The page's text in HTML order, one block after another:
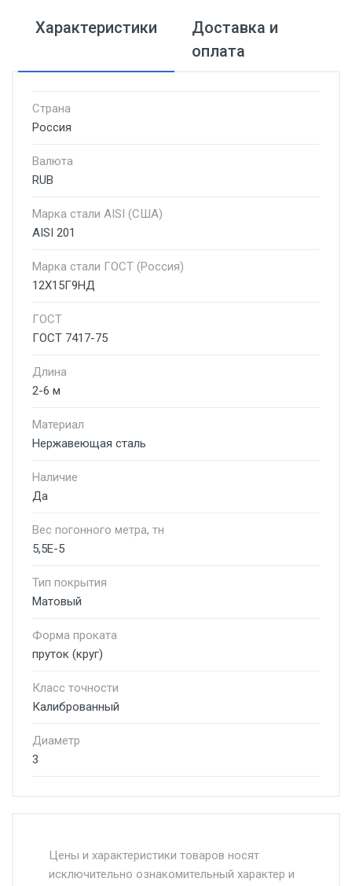
Характеристики
Доставка и
оплата
Страна
Россия
Валюта
RUB
Марка стали AISI (США)
AISI 201
Марка стали ГОСТ (Россия)
12Х15Г9НД
ГОСТ
ГОСТ 7417-75
Длина
2-6 м
Материал
Нержавеющая сталь
Наличие
Да
Вес погонного метра, тн
5,5E-5
Тип покрытия
Матовый
Форма проката
пруток (круг)
Класс точности
Калиброванный
Диаметр
3
Москве и Московской области.
Цены и характеристики товаров носят
исключительно ознакомительный характер и